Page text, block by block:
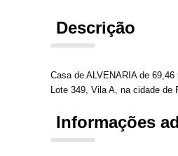
Descrição
Casa de ALVENARIA de
Lote 349, Vila A, na cidade de
Informações